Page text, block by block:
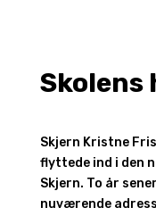
Skjern Kristne
flyttede ind i den
Skjern. To år
nuværende